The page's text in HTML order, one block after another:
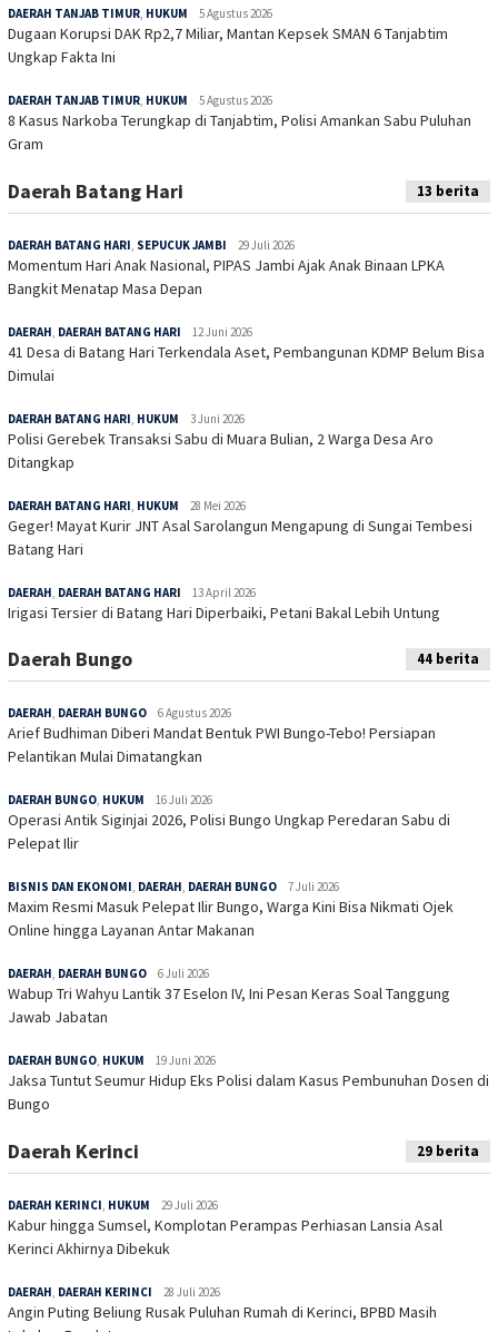
DAERAH TANJAB TIMUR, HUKUM 5 Agustus 2026
Dugaan Korupsi DAK Rp2,7 Miliar, Mantan Kepsek SMAN 6 Tanjabtim
Ungkap Fakta Ini
DAERAH TANJAB TIMUR, HUKUM 5 Agustus 2026
8 Kasus Narkoba Terungkap di Tanjabtim, Polisi Amankan Sabu Puluhan
Gram
Daerah Batang Hari 13 berita
DAERAH BATANG HARI SEPUCUK JAMBI 29 Juli 2026
Momentum Hari Anak Nasional, PIPAS Jambi Ajak Anak Binaan LPKA
Bangkit Menatap Masa Depan
DAERAH DAERAH BATANG HARI 12 Juni 2026
41 Desa di Batang Hari Terkendala Aset, Pembangunan KDMP Belum Bisa
Dimulai
DAERAH BATANG HARI HUKUM 3 Juni 2026
Polisi Gerebek Transaksi Sabu di Muara Bulian, 2 Warga Desa Aro
Ditangkap
DAERAH BATANG HARI HUKUM 28 Mei 2026
Geger! Mayat Kurir JNT Asal Sarolangun Mengapung di Sungai Tembesi
Batang Hari
DAERAH DAERAH BATANG HARI 13 April 2026
Irigasi Tersier di Batang Hari Diperbaiki, Petani Bakal Lebih Untung
Daerah Bungo 44 berita
DAERAH, DAERAH BUNGO 6 Agustus 2026
Arief Budhiman Diberi Mandat Bentuk PWI Bungo-Tebo! Persiapan
Pelantikan Mulai Dimatangkan
DAERAH BUNGO, HUKUM 16 Juli 2026
Operasi Antik Siginjai 2026, Polisi Bungo Ungkap Peredaran Sabu di
Pelepat Ilir
BISNIS DAN EKONOMI, DAERAH, DAERAH BUNGO 7 Juli 2026
Maxim Resmi Masuk Pelepat Ilir Bungo, Warga Kini Bisa Nikmati Ojek
Online hingga Layanan Antar Makanan
DAERAH, DAERAH BUNGO 6 Juli 2026
Wabup Tri Wahyu Lantik 37 Eselon IV, Ini Pesan Keras Soal Tanggung
Jawab Jabatan
DAERAH BUNGO, HUKUM 19 Juni 2026
Jaksa Tuntut Seumur Hidup Eks Polisi dalam Kasus Pembunuhan Dosen di
Bungo
Daerah Kerinci 29 berita
DAERAH KERINCI HUKUM 29 Juli 2026
Kabur hingga Sumsel, Komplotan Perampas Perhiasan Lansia Asal
Kerinci Akhirnya Dibekuk
DAERAH DAERAH KERINCI 28 Juli 2026
Angin Puting Beliung Rusak Puluhan Rumah di Kerinci, BPBD Masih